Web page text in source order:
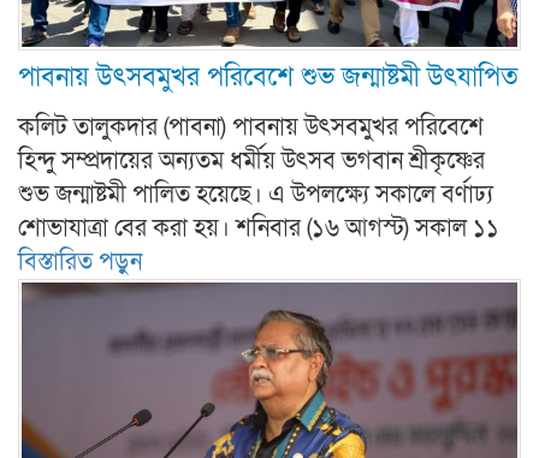
পাবনায় উৎসবমুখর পরিবেশে শুভ জন্মাষ্টমী উৎযাপিত
কলিট তালুকদার (পাবনা) পাবনায় উৎসবমুখর পরিবেশে
হিন্দু সম্প্রদায়ের অন্যতম ধর্মীয় উৎসব ভগবান শ্রীকৃষ্ণের
শুভ জন্মাষ্টমী পালিত হয়েছে। এ উপলক্ষ্যে সকালে বর্ণাঢ্য
শোভাযাত্রা বের করা হয়। শনিবার (১৬ আগস্ট) সকাল ১১
বিস্তারিত পড়ুন